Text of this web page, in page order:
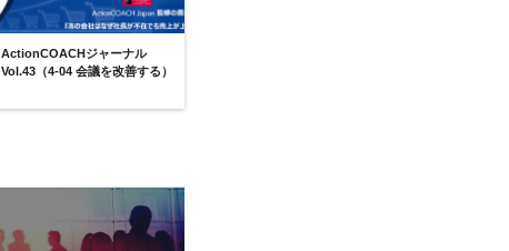
ActionCOACHジャーナル
Vol.43（4-04 会議を改善する）